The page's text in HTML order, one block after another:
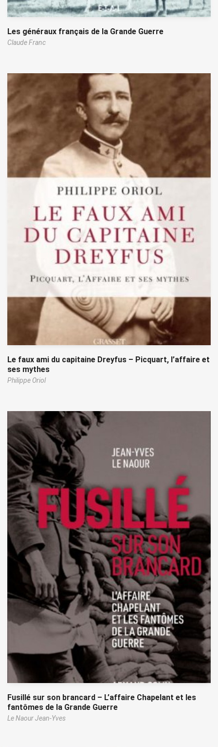
Les généraux français de la Grande Guerre
Claude Franc
Le faux ami du capitaine Dreyfus – Picquart, l’affaire et
ses mythes
Philippe Oriol
Fusillé sur son brancard – L’affaire Chapelant et les
fantômes de la Grande Guerre
Le Naour Jean-Yves